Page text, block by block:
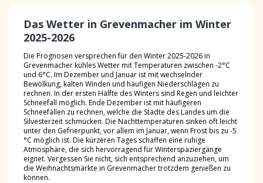
Das Wetter in Grevenmacher im Winter
2025-2026
Die Prognosen versprechen für den Winter 2025-2026 in
Grevenmacher kühles Wetter mit Temperaturen zwischen -2°C
und 6°C. Im Dezember und Januar ist mit wechselnder
Bewölkung, kalten Winden und häufigen Niederschlägen zu
rechnen. In der ersten Hälfte des Winters sind Regen und leichter
Schneefall möglich. Ende Dezember ist mit häufigeren
Schneefällen zu rechnen, welche die Städte des Landes um die
Silvesterzeit schmücken. Die Nachttemperaturen sinken oft leicht
unter den Gefrierpunkt, vor allem im Januar, wenn Frost bis zu -5
°C möglich ist. Die kürzeren Tages schaffen eine ruhige
Atmosphäre, die sich hervorragend für Winterspaziergänge
eignet. Vergessen Sie nicht, sich entsprechend anzuziehen, um
die Weihnachtsmärkte in Grevenmacher trotzdem genießen zu
können.